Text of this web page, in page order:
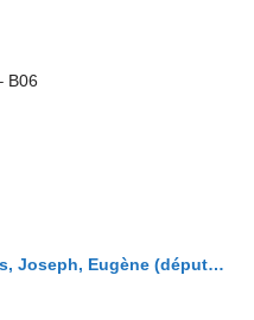
B06
Eugène (député de l’Isère en 1848)